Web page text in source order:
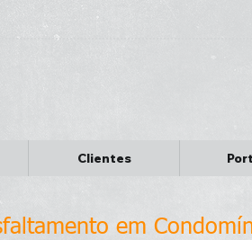
Clientes
em